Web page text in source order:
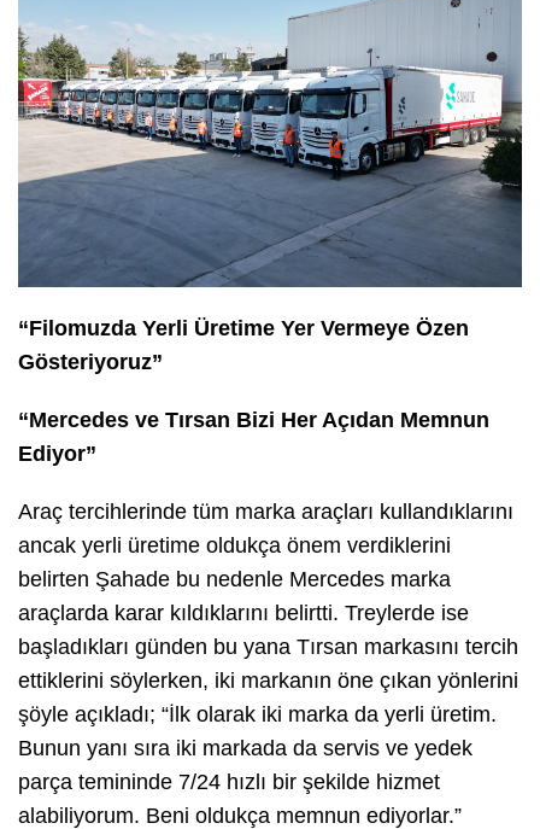
“Filomuzda Yerli Üretime Yer Vermeye Özen
Gösteriyoruz”
“Mercedes ve Tırsan Bizi Her Açıdan Memnun
Ediyor”
Araç tercihlerinde tüm marka araçları kullandıklarını
ancak yerli üretime oldukça önem verdiklerini
belirten Şahade bu nedenle Mercedes marka
araçlarda karar kıldıklarını belirtti. Treylerde ise
başladıkları günden bu yana Tırsan markasını tercih
ettiklerini söylerken, iki markanın öne çıkan yönlerini
şöyle açıkladı; “İlk olarak iki marka da yerli üretim.
Bunun yanı sıra iki markada da servis ve yedek
parça temininde 7/24 hızlı bir şekilde hizmet
alabiliyorum. Beni oldukça memnun ediyorlar.”